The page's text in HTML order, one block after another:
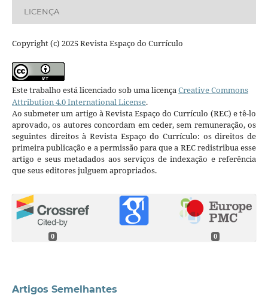
LICENÇA
Copyright (c) 2025 Revista Espaço do Currículo
Este trabalho está licenciado sob uma licençaCreative Commons
Attribution 4.0 International License.
Ao submeter um artigo à Revista Espaço do Currículo (REC) e tê-lo
aprovado, os autores concordam em ceder, sem remuneração, os
seguintes direitos à Revista Espaço do Currículo: os direitos de
primeira publicação e a permissão para que a REC redistribua esse
artigo e seus metadados aos serviços de indexação e referência
que seus editores julguem apropriados.
0 0
Artigos Semelhantes